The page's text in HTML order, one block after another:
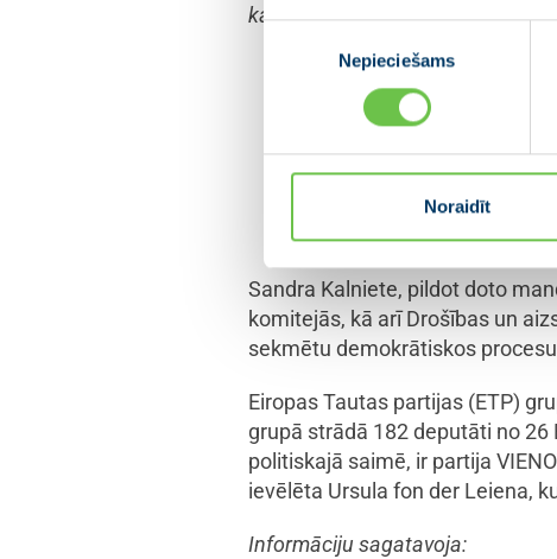
Nepieciešams
Noraidīt
kaimiņvalstīm un
Valdis Dombrovskis,
politiķi, vienu no Atmodas
novērtējums visai Latvijas
drošības politikas, bet arī tādos
Sandra Kalniete, pildot doto
komitejās, kā arī Drošības un
sekmētu demokrātiskos
Eiropas Tautas partijas (ETP)
grupā strādā 182 deputāti no
politiskajā saimē, ir partija
ievēlēta Ursula fon der Leiena,
Informāciju sagatavoja: